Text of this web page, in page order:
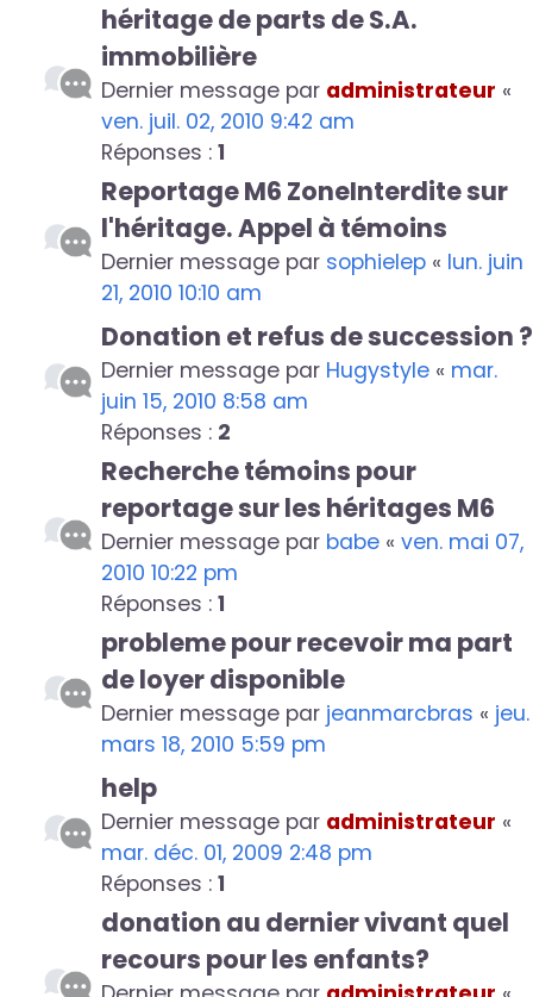
héritage de parts de S.A.
immobilière
Dernier message par administrateur «
ven. juil. 02, 2010 9:42 am
Réponses : 1
Reportage M6 ZoneInterdite sur
l'héritage. Appel à témoins
Dernier message par sophielep « lun. juin
21, 2010 10:10 am
Donation et refus de succession ?
Dernier message par Hugystyle « mar.
juin 15, 2010 8:58 am
Réponses : 2
Recherche témoins pour
reportage sur les héritages M6
Dernier message par babe « ven. mai 07,
2010 10:22 pm
Réponses : 1
probleme pour recevoir ma part
de loyer disponible
Dernier message par jeanmarcbras « jeu.
mars 18, 2010 5:59 pm
help
Dernier message par administrateur «
mar. déc. 01, 2009 2:48 pm
Réponses : 1
donation au dernier vivant quel
recours pour les enfants?